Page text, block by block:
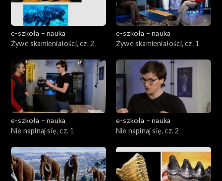
e-szkoła – nauka
Żywe skamieniałości, cz. 2
e-szkoła – nauka
Żywe skamieniałości, cz. 1
e-szkoła – nauka
Nie napinaj się, cz. 1
e-szkoła – nauka
Nie napinaj się, cz. 2